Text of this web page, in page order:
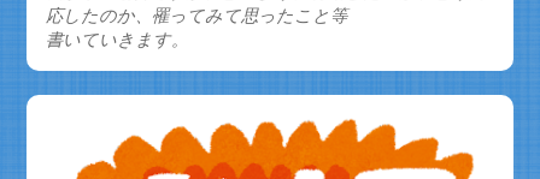
応したのか、罹ってみて思ったこと等
書いていきます。